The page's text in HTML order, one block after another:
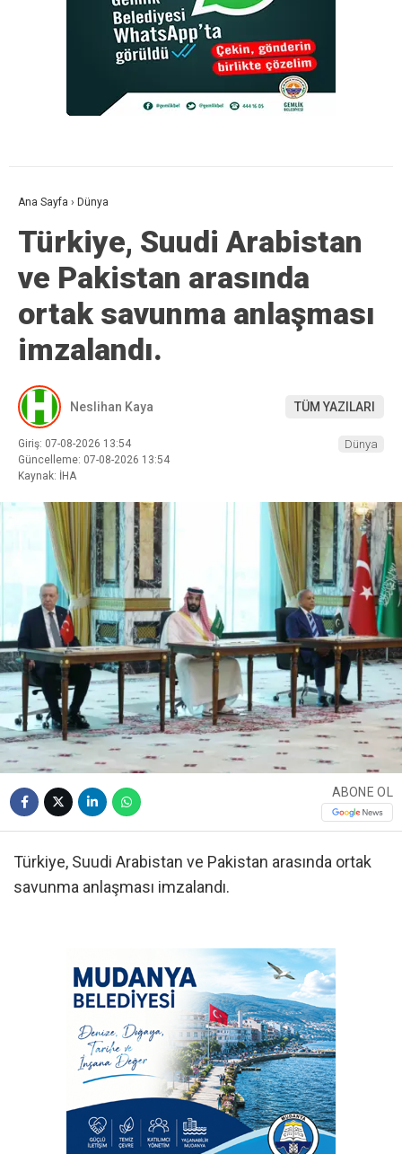
Ana Sayfa › Dünya
Türkiye, Suudi Arabistan
ve Pakistan arasında
ortak savunma anlaşması
imzalandı.
Neslihan Kaya TÜM YAZILARI
Giriş: 07-08-2026 13:54
Güncelleme: 07-08-2026 13:54
Kaynak: İHA
Dünya
ABONE OL
Türkiye, Suudi Arabistan ve Pakistan arasında ortak
savunma anlaşması imzalandı.